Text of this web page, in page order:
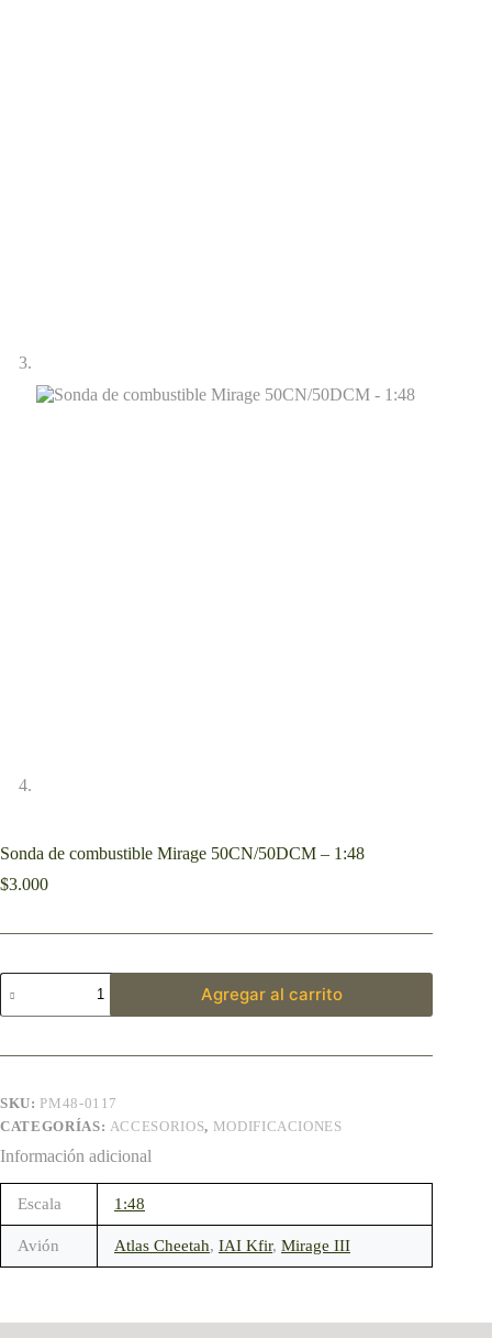
Sonda de combustible Mirage 50CN/50DCM – 1:48
$3.000
Agregar al carrito
SKU: PM48-0117
CATEGORÍAS: ACCESORIOS, MODIFICACIONES
Información adicional
Escala 1:48
Avión Atlas Cheetah, IAI Kfir, Mirage III